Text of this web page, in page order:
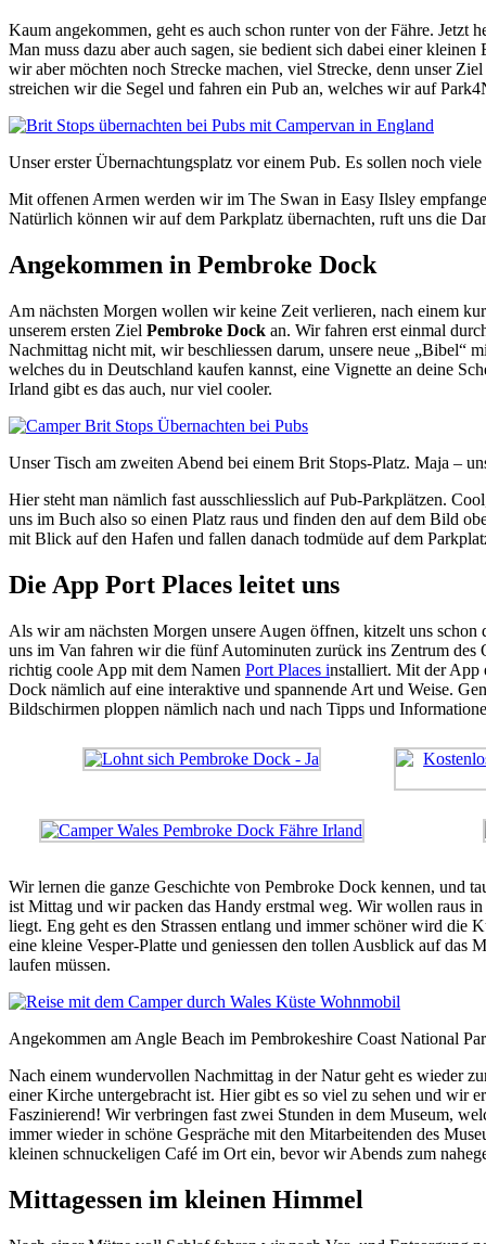
Kaum angekommen, geht es auch schon runter von der Fähre. Jetzt
Man muss dazu aber auch sagen, sie bedient sich dabei einer
wir aber möchten noch Strecke machen, viel Strecke, denn unser
streichen wir die Segel und fahren ein Pub an, welches wir auf
Unser erster Übernachtungsplatz vor einem Pub. Es sollen noch
Mit offenen Armen werden wir im The Swan in Easy Ilsley
Natürlich können wir auf dem Parkplatz übernachten, ruft uns die
Angekommen in Pembroke Dock
Am nächsten Morgen wollen wir keine Zeit verlieren, nach einem
unserem ersten Ziel Pembroke Dock an. Wir fahren erst einmal
Nachmittag nicht mit, wir beschliessen darum, unsere neue „Bibel“
welches du in Deutschland kaufen kannst, eine Vignette an deine
Irland gibt es das auch, nur viel cooler.
Unser Tisch am zweiten Abend bei einem Brit Stops-Platz. Maja –
Hier steht man nämlich fast ausschliesslich auf Pub-Parkplätzen.
uns im Buch also so einen Platz raus und finden den auf dem Bild
mit Blick auf den Hafen und fallen danach todmüde auf dem
Die App Port Places leitet uns
Als wir am nächsten Morgen unsere Augen öffnen, kitzelt uns
uns im Van fahren wir die fünf Autominuten zurück ins Zentrum des
richtig coole App mit dem Namen Port Places installiert. Mit der App
Dock nämlich auf eine interaktive und spannende Art und Weise.
Bildschirmen ploppen nämlich nach und nach Tipps und
Wir lernen die ganze Geschichte von Pembroke Dock kennen, und
ist Mittag und wir packen das Handy erstmal weg. Wir wollen raus
liegt. Eng geht es den Strassen entlang und immer schöner wird
eine kleine Vesper-Platte und geniessen den tollen Ausblick auf das
laufen müssen.
Angekommen am Angle Beach im Pembrokeshire Coast National
Nach einem wundervollen Nachmittag in der Natur geht es wieder
einer Kirche untergebracht ist. Hier gibt es so viel zu sehen und wir
Faszinierend! Wir verbringen fast zwei Stunden in dem Museum,
immer wieder in schöne Gespräche mit den Mitarbeitenden des
kleinen schnuckeligen Café im Ort ein, bevor wir Abends zum
Mittagessen im kleinen Himmel